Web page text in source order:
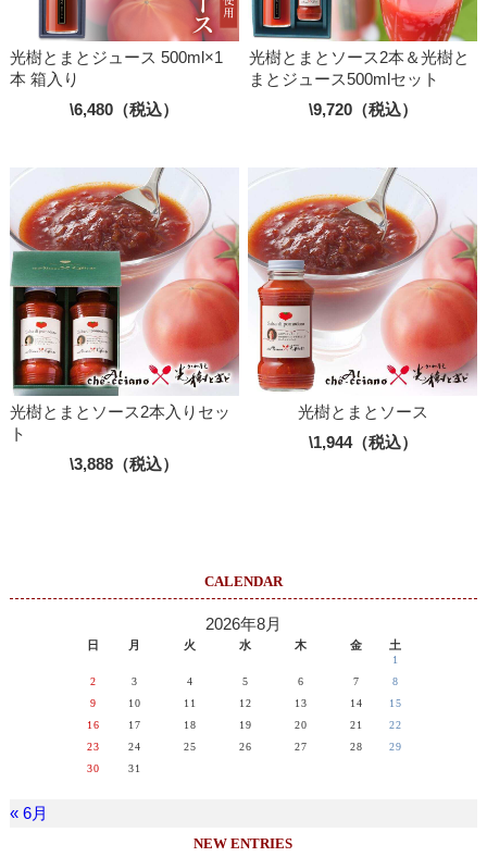
光樹とまとジュース 500ml×1
本 箱入り
\6,480（税込）
光樹とまとソース2本＆光樹と
まとジュース500mlセット
\9,720（税込）
光樹とまとソース2本入りセッ
ト
\3,888（税込）
光樹とまとソース
\1,944（税込）
CALENDAR
2026年8月
日 月 火 水 木 金 土
1
2
3 4 5 6 7
8
9
10 11 12 13 14
15
16
17 18 19 20 21
22
23
24 25 26 27 28
29
30
31
« 6月
NEW ENTRIES